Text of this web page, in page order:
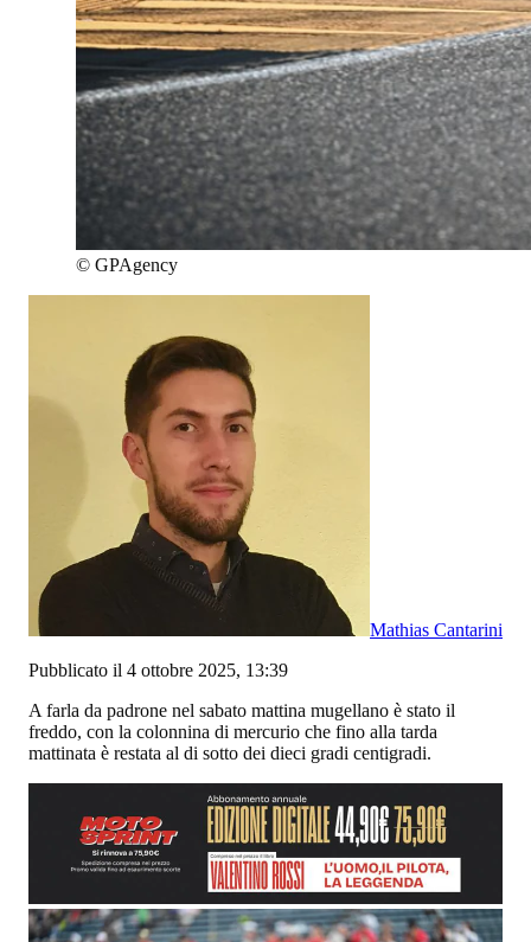
© GPAgency
Mathias Cantarini
Pubblicato il 4 ottobre 2025, 13:39
A farla da padrone nel sabato mattina mugellano è stato il
freddo, con la colonnina di mercurio che fino alla tarda
mattinata è restata al di sotto dei dieci gradi centigradi.